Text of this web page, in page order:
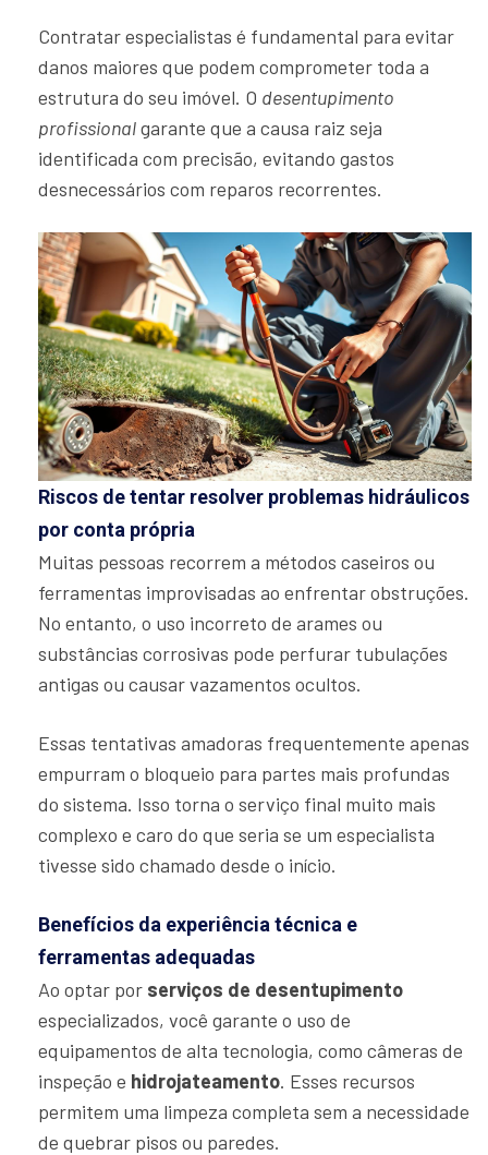
Contratar especialistas é fundamental para evitar
danos maiores que podem comprometer toda a
estrutura do seu imóvel. O desentupimento
profissionalgarante que a causa raiz seja
identificada com precisão, evitando gastos
desnecessários com reparos recorrentes.
Riscos de tentar resolver problemas hidráulicos
por conta própria
Muitas pessoas recorrem a métodos caseiros ou
ferramentas improvisadas ao enfrentar obstruções.
No entanto, o uso incorreto de arames ou
substâncias corrosivas pode perfurar tubulações
antigas ou causar vazamentos ocultos.
Essas tentativas amadoras frequentemente apenas
empurram o bloqueio para partes mais profundas
do sistema. Isso torna o serviço final muito mais
complexo e caro do que seria se um especialista
tivesse sido chamado desde o início.
Benefícios da experiência técnica e
ferramentas adequadas
Ao optar por serviços de desentupimento
especializados, você garante o uso de
equipamentos de alta tecnologia, como câmeras de
inspeção e hidrojateamento. Esses recursos
permitem uma limpeza completa sem a necessidade
de quebrar pisos ou paredes.